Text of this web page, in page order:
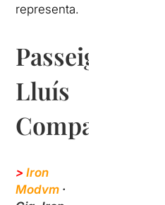
representa.
Passeig
Lluís
Companys
>Iron
Modvm ·